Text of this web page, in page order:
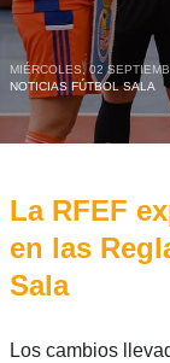
MIÉRCOLES, 02
NOTICIAS FÚTBOL SALA
La RFEF
en las
Sala
Los cambios